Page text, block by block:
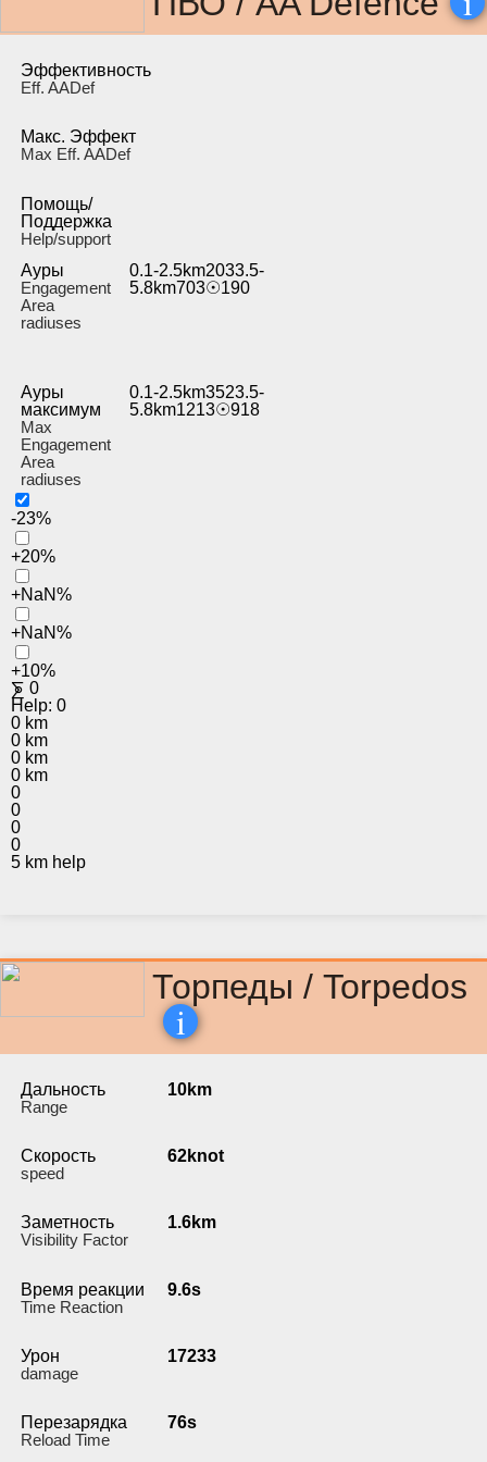
Эффективность
Eff. AADef
Макс. Эффект
Max Eff. AADef
Помощь/
Поддержка
Help/support
Ауры
Engagement
Area
radiuses
0.1-2.5km2033.5-
5.8km703☉190
Ауры
максимум
Max
Engagement
Area
radiuses
0.1-2.5km3523.5-
5.8km1213☉918
-23%
+20%
+NaN%
+NaN%
+10%
⨊ 0
Help: 0
0 km
0 km
0 km
0 km
0
0
0
0
5 km help
Торпеды / Torpedos
i
Дальность
Range
10km
Скорость
speed
62knot
Заметность
Visibility Factor
1.6km
Время реакции
Time Reaction
9.6s
Урон
damage
17233
Перезарядка
Reload Time
76s